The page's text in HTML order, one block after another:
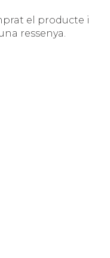
el producte i
ressenya.